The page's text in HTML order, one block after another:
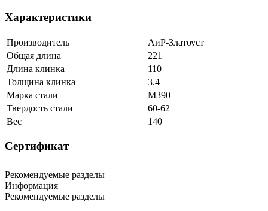
Характеристики
Производитель
АиР-Златоуст
Общая длина
221
Длина клинка
110
Толщина клинка
3.4
Марка стали
M390
Твердость стали
60-62
Вес
140
Сертификат
Рекомендуемые разделы
Информация
Рекомендуемые разделы